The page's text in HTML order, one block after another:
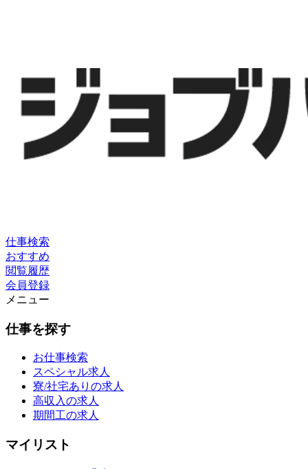
仕事検索
おすすめ
閲覧履歴
会員登録
メニュー
仕事を探す
お仕事検索
スペシャル求人
寮/社宅ありの求人
高収入の求人
期間工の求人
マイリスト